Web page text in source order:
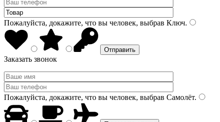
Пожалуйста, докажите, что вы человек, выбрав Ключ.
Заказать звонок
Пожалуйста, докажите, что вы человек, выбрав Самолёт.